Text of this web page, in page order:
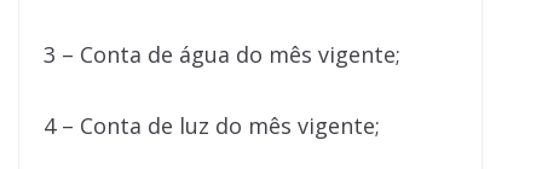
3 – Conta de água do mês vigente;
4 – Conta de luz do mês vigente;